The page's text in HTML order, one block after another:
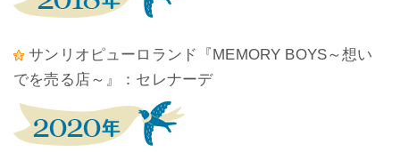
サンリオピューロランド『MEMORY BOYS～想い
でを売る店～』：セレナーデ